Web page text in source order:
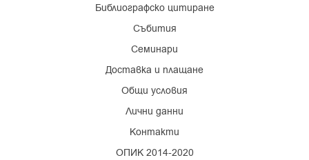
Библиографско цитиране
Събития
Семинари
Доставка и плащане
Общи условия
Лични данни
Контакти
ОПИК 2014-2020